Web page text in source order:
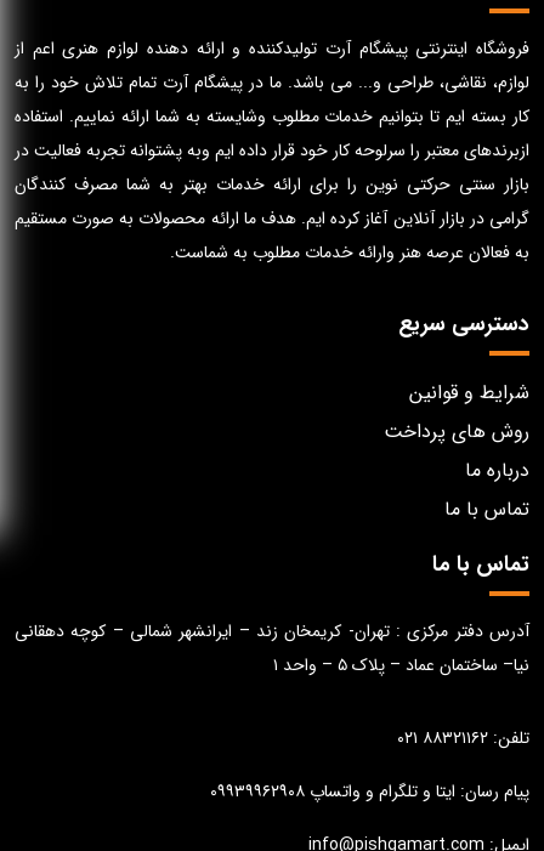
فروشگاه اینترنتی پیشگام آرت تولیدکننده و ارائه دهنده لوازم هنری اعم از
لوازم، نقاشی، طراحی و... می باشد. ما در پیشگام آرت تمام تلاش خود را به
کار بسته ایم تا بتوانیم خدمات مطلوب وشایسته به شما ارائه نماییم. استفاده
ازبرندهای معتبر را سرلوحه کار خود قرار داده ایم وبه پشتوانه تجربه فعالیت در
بازار سنتی حرکتی نوین را برای ارائه خدمات بهتر به شما مصرف کنندگان
گرامی در بازار آنلاین آغاز کرده ایم. هدف ما ارائه محصولات به صورت مستقیم
به فعالان عرصه هنر وارائه خدمات مطلوب به شماست.
دسترسی سریع
شرایط و قوانین
روش های پرداخت
درباره ما
تماس با ما
تماس با ما
آدرس دفتر مرکزی : تهران- کریمخان زند – ایرانشهر شمالی – کوچه دهقانی
نیا– ساختمان عماد – پلاک ۵ – واحد ۱
تلفن: ۸۸۳۲۱۱۶۲ ۰۲۱
پیام رسان: ایتا و تلگرام و واتساپ ۰۹۹۳۹۹۶۲۹۰۸
ایمیل: info@pishgamart.com